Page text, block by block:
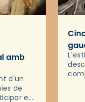
amb
d'un
de
en